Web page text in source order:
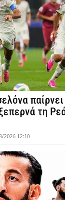
παίρνει
τη
2026 12:10